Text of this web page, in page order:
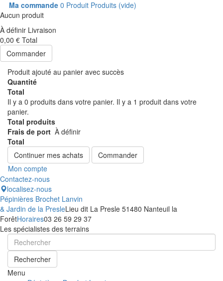
Ma commande 0 Produit Produits (vide)
Aucun produit
À définir Livraison
0,00 € Total
Commander
Produit ajouté au panier avec succès
Quantité
Total
Il y a 0 produits dans votre panier. Il y a 1 produit dans votre
panier.
Total produits
Frais de port À définir
Total
Continuer mes achats
Commander
Mon compte
Contactez-nous
localisez-nous
Pépinières Brochet Lanvin
& Jardin de la PresleLieu dit La Presle 51480 Nanteuil la
ForêtHoraires03 26 59 29 37
Les spécialistes des terrains
Rechercher
Menu